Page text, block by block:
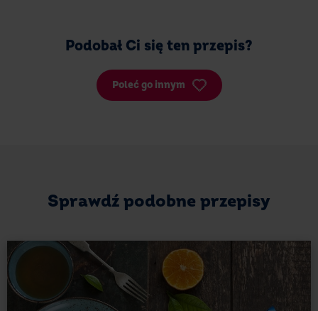
Podobał Ci się ten przepis?
Poleć go innym
Sprawdź podobne przepisy